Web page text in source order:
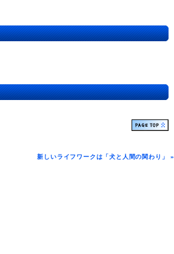
新しいライフワークは「犬と人間の関わり」 »